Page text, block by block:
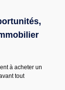
à acheter un
tout